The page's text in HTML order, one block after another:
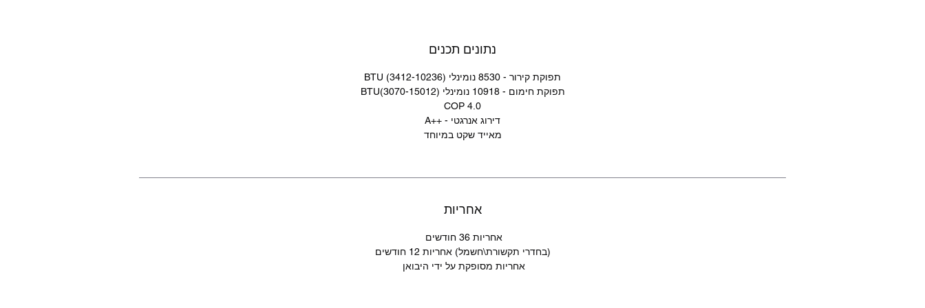
נתונים תכנים
תפוקת קירור - 8530 נומינלי (3412-10236) BTU
תפוקת חימום - 10918 נומינלי (3070-15012)BTU
COP 4.0
דירוג אנרגטי - ++A
מאייד שקט במיוחד
אחריות
אחריות 36 חודשים
(בחדרי תקשורת\חשמל) אחריות 12 חודשים
אחריות מסופקת על ידי היבואן